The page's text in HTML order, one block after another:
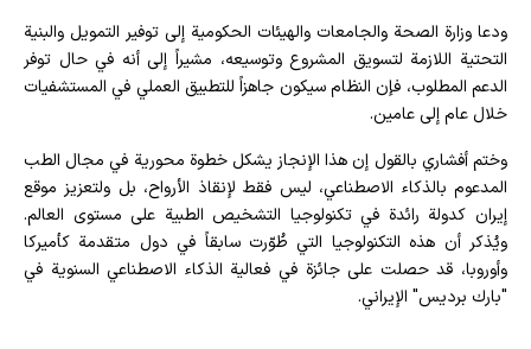
ودعا وزارة الصحة والجامعات والهيئات الحكومية إلى توفير التمويل والبنية
التحتية اللازمة لتسويق المشروع وتوسيعه، مشيراً إلى أنه في حال توفر
الدعم المطلوب، فإن النظام سيكون جاهزاً للتطبيق العملي في المستشفيات
خلال عام إلى عامين.
وختم أفشاري بالقول إن هذا الإنجاز يشكل خطوة محورية في مجال الطب
المدعوم بالذكاء الاصطناعي، ليس فقط لإنقاذ الأرواح، بل ولتعزيز موقع
إيران كدولة رائدة في تكنولوجيا التشخيص الطبية على مستوى العالم.
ويُذكر أن هذه التكنولوجيا التي طُوّرت سابقاً في دول متقدمة كأميركا
وأوروبا، قد حصلت على جائزة في فعالية الذكاء الاصطناعي السنوية في
"بارك برديس" الإيراني.